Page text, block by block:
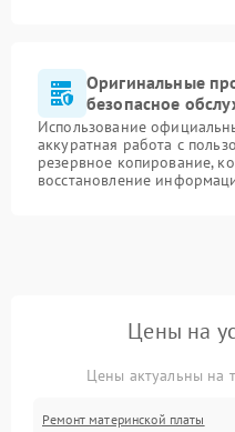
Оригинальные
безопасное
Использование
аккуратная работа с
резервное копирование,
восстановление
Цены на
Цены актуальны на
Ремонт материнской платы